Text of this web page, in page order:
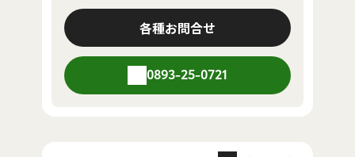
各種お問合せ
0893-25-0721